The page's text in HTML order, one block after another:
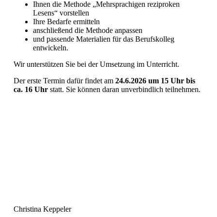
Ihnen die Methode „Mehrsprachigen reziproken
Lesens“ vorstellen
Ihre Bedarfe ermitteln
anschließend die Methode anpassen
und passende Materialien für das Berufskolleg
entwickeln.
Wir unterstützen Sie bei der Umsetzung im Unterricht.
Der erste Termin dafür findet am 24.6.2026 um 15 Uhr bis
ca. 16 Uhr statt. Sie können daran unverbindlich teilnehmen.
Christina Keppeler